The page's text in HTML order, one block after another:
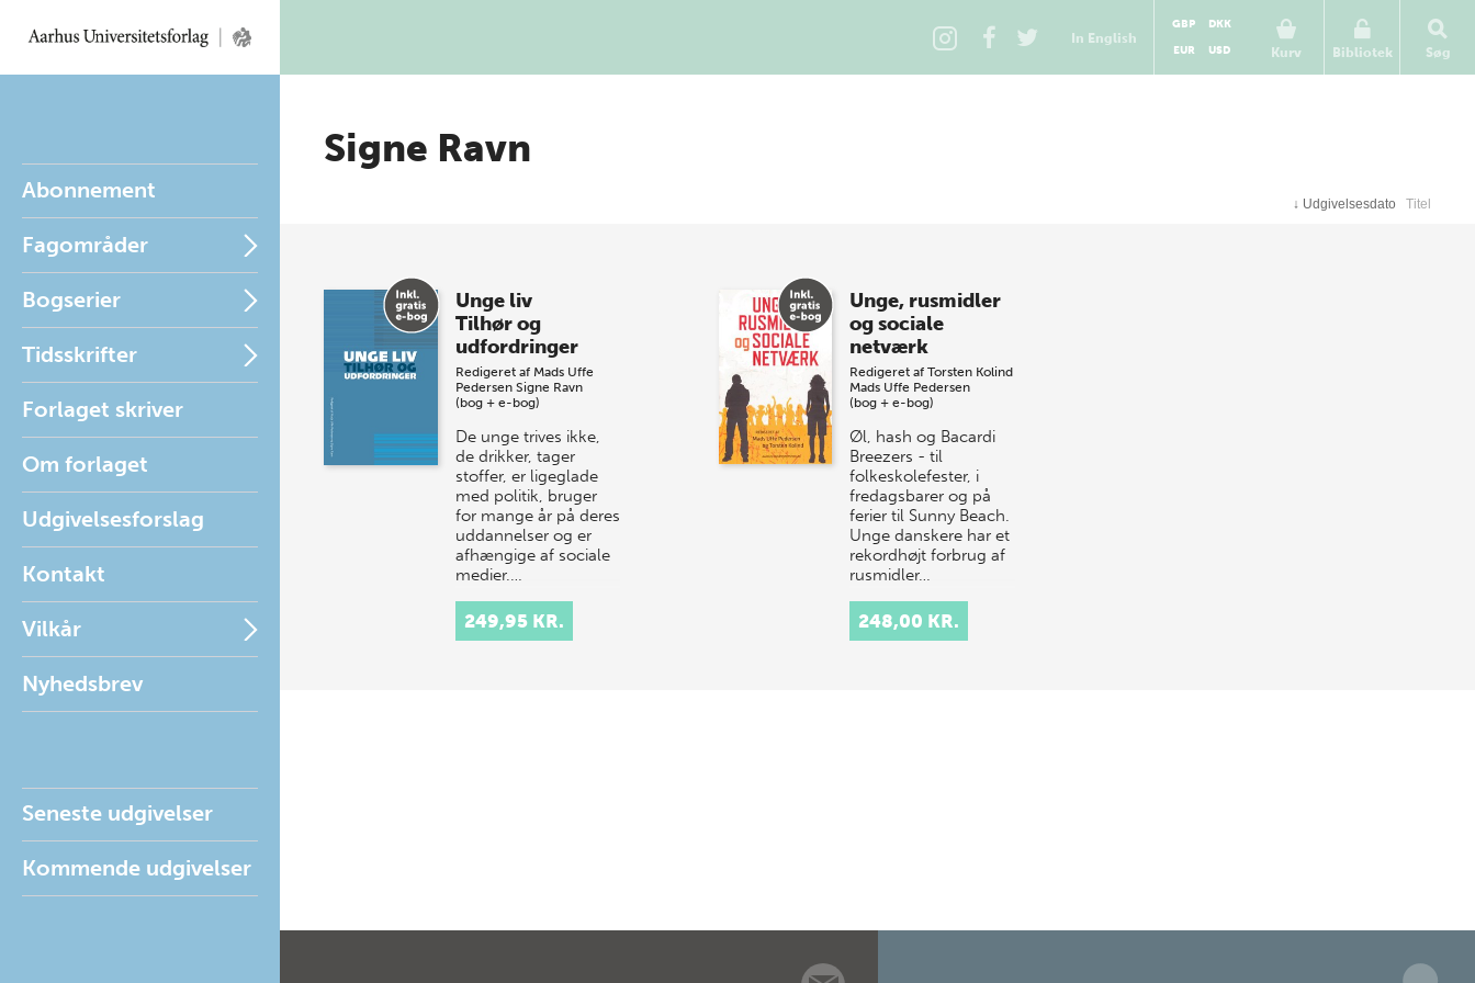
In English
Kurv
GBP
DKK
EUR
USD Bibliotek Søg
Abonnement
Fagområder
Bogserier
Tidsskrifter
Forlaget skriver
Om forlaget
Udgivelsesforslag
Kontakt
Vilkår
Nyhedsbrev
Seneste udgivelser
Kommende udgivelser
Signe Ravn
↓ Udgivelsesdato Titel
Unge liv
Tilhør og
udfordringer
Redigeret af Mads Uffe
Pedersen Signe Ravn
(bog + e-bog)
De unge trives ikke,
de drikker, tager
stoffer, er ligeglade
med politik, bruger
for mange år på deres
uddannelser og er
afhængige af sociale
medier.…
249,95 KR.
Unge, rusmidler
og sociale
netværk
Redigeret af Torsten Kolind
Mads Uffe Pedersen
(bog + e-bog)
Øl, hash og Bacardi
Breezers - til
folkeskolefester, i
fredagsbarer og på
ferier til Sunny Beach.
Unge danskere har et
rekordhøjt forbrug af
rusmidler…
248,00 KR.